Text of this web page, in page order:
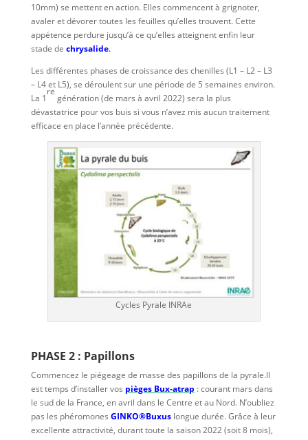
10mm) se mettent en action. Elles commencent à grignoter,
avaler et dévorer toutes les feuilles qu’elles trouvent. Cette
appétence perdure jusqu’à ce qu’elles atteignent enfin leur
stade de chrysalide.
Les différentes phases de croissance des chenilles (L1 – L2 – L3
– L4 et L5), se déroulent sur une période de 5 semaines environ.
La 1
re
génération (de mars à avril 2022) sera la plus
dévastatrice pour vos buis si vous n’avez mis aucun traitement
efficace en place l’année précédente.
Cycles Pyrale INRAe
PHASE 2 : Papillons
Commencez le piégeage de masse des papillons de la pyrale.Il
est temps d’installer vos pièges Bux-atrap : courant mars dans
le sud de la France, en avril dans le Centre et au Nord. N’oubliez
pas les phéromones GINKO®Buxuslongue durée. Grâce à leur
excellente attractivité, durant toute la saison 2022 (soit 8 mois),